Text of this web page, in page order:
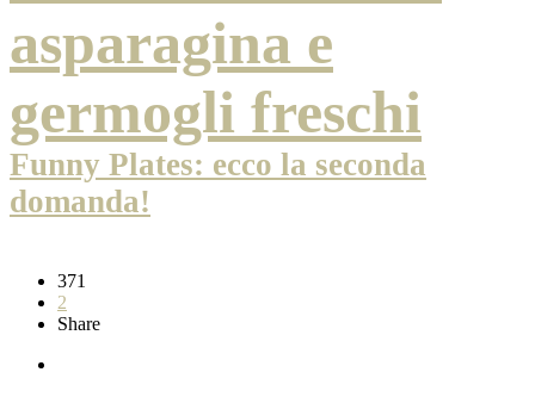
asparagina e
germogli freschi
Funny Plates: ecco la seconda
domanda!
371
2
Share